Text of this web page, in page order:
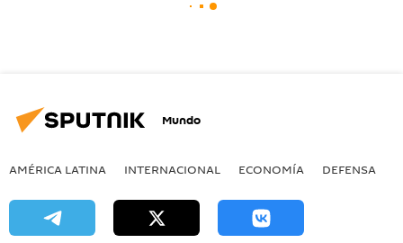
Mundo
AMÉRICA LATINA INTERNACIONAL ECONOMÍA DEFENSA